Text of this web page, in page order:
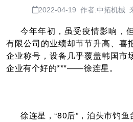
2022-04-19 作者:中拓机械
今年年初，虽受疫情影响，
有限公司的业绩却节节升高、喜
企业称号，设备几乎覆盖韩国
企业有个好的***——徐连星。
徐连星，“80后”，泊头市钓鱼